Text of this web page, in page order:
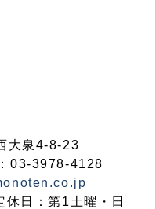
大泉4-8-23
03-3978-4128
日：第1土曜・日